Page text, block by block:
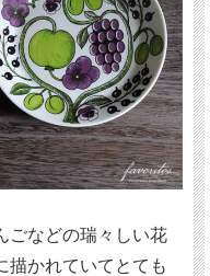
ごなどの瑞々しい花
描かれていてとても